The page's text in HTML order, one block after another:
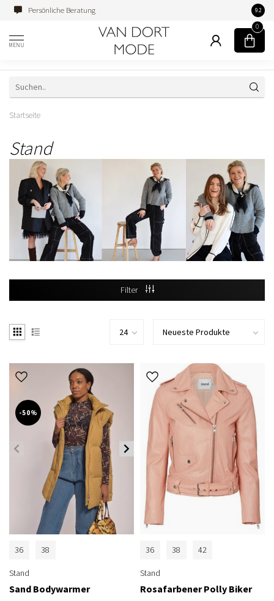
Persönliche Beratung 9.2
MENU
0
Startseite
Stand
Filter
-50%
36 38
Stand
Sand Bodywarmer
36 38 42
Stand
Rosafarbener Polly Biker